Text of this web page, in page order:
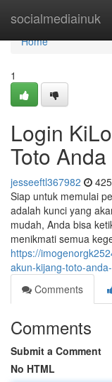
socialmediainuk
Home
Home
1
Login
Toto Anda
jesseeftl367982
Siap untuk memulai
adalah kunci yang
mudah, Anda bisa
menikmati semua
https://
akun-kijang-toto-
Comments
Comments
Submit a Comment
No HTML